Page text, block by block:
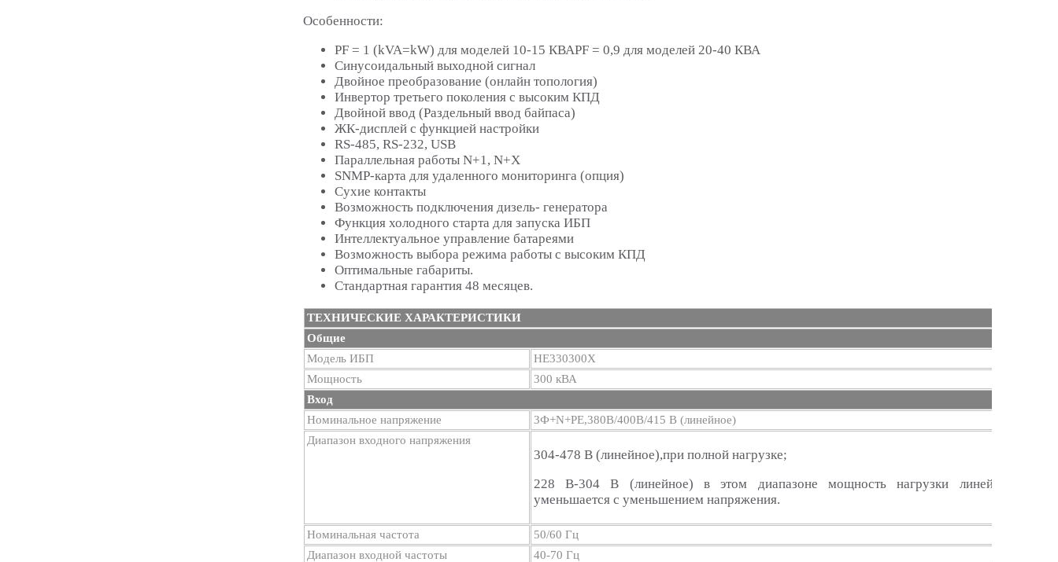
Особенности:
PF = 1 (kVA=kW) для моделей 10-15 КВАPF = 0,9 для моделей 20-40 КВА
Синусоидальный выходной сигнал
Двойное преобразование (онлайн топология)
Инвертор третьего поколения с высоким КПД
Двойной ввод (Раздельный ввод байпаса)
ЖК-дисплей с функцией настройки
RS-485, RS-232, USB
Параллельная работы N+1, N+X
SNMP-карта для удаленного мониторинга (опция)
Сухие контакты
Возможность подключения дизель- генератора
Функция холодного старта для запуска ИБП
Интеллектуальное управление батареями
Возможность выбора режима работы с высоким КПД
Оптимальные габариты.
Стандартная гарантия 48 месяцев.
ТЕХНИЧЕСКИЕ ХАРАКТЕРИСТИКИ
Общие
Модель ИБП
HE330300X
Мощность
300 кВА
Вход
Номинальное напряжение
3Ф+N+PE,380В/400В/415 В (линейное)
Диапазон входного напряжения
304-478 В (линейное),при полной нагрузке;
228 В-304 В (линейное) в этом диапазоне мощность нагрузки линейно
уменьшается с уменьшением напряжения.
Номинальная частота
50/60 Гц
Диапазон входной частоты
40-70 Гц